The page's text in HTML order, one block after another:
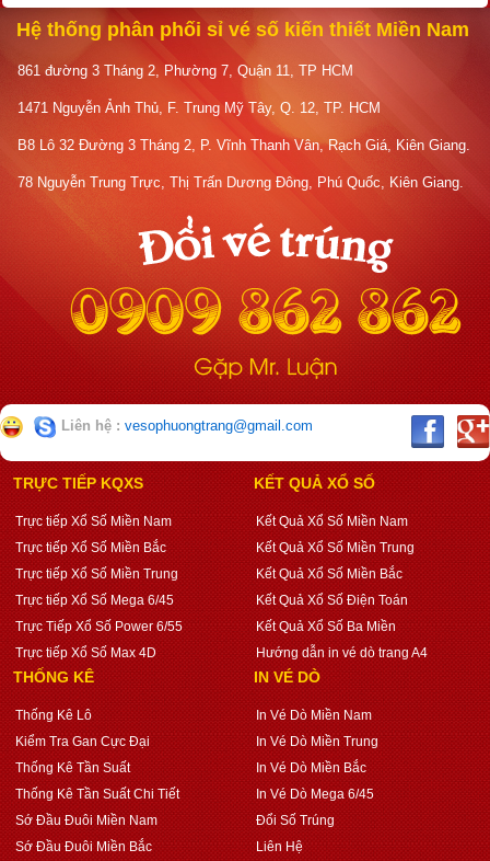
Hệ thống phân phối sỉ vé số kiến thiết Miền Nam
861 đường 3 Tháng 2, Phường 7, Quận 11, TP HCM
1471 Nguyễn Ảnh Thủ, F. Trung Mỹ Tây, Q. 12, TP. HCM
B8 Lô 32 Đường 3 Tháng 2, P. Vĩnh Thanh Vân, Rạch Giá, Kiên Giang.
78 Nguyễn Trung Trực, Thị Trấn Dương Đông, Phú Quốc, Kiên Giang.
Liên hệ : vesophuongtrang@gmail.com
TRỰC TIẾP KQXS
Trực tiếp Xổ Số Miền Nam
Trực tiếp Xổ Số Miền Bắc
Trực tiếp Xổ Số Miền Trung
Trực tiếp Xổ Số Mega 6/45
Trực Tiếp Xổ Số Power 6/55
Trực tiếp Xổ Số Max 4D
KẾT QUẢ XỔ SỐ
Kết Quả Xổ Số Miền Nam
Kết Quả Xổ Số Miền Trung
Kết Quả Xổ Số Miền Bắc
Kết Quả Xổ Số Điện Toán
Kết Quả Xổ Số Ba Miền
Hướng dẫn in vé dò trang A4
THỐNG KÊ
Thống Kê Lô
Kiểm Tra Gan Cực Đại
Thống Kê Tần Suất
Thống Kê Tần Suất Chi Tiết
Sớ Đầu Đuôi Miền Nam
Sớ Đầu Đuôi Miền Bắc
IN VÉ DÒ
In Vé Dò Miền Nam
In Vé Dò Miền Trung
In Vé Dò Miền Bắc
In Vé Dò Mega 6/45
Đổi Số Trúng
Liên Hệ